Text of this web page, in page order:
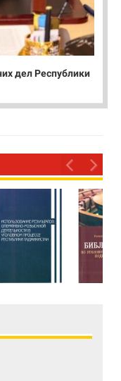
дел Республики